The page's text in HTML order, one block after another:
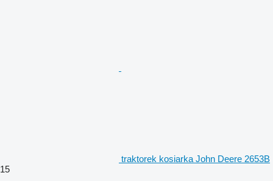
traktorek kosiarka John Deere 2653B
15